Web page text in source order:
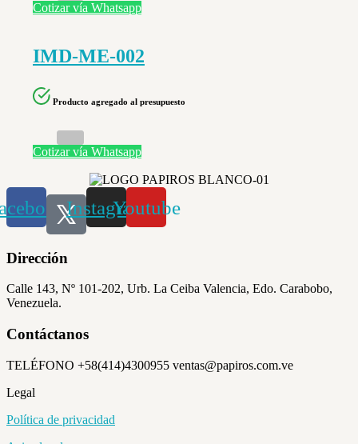
Cotizar vía Whatsapp
IMD-ME-002
Producto agregado al presupuesto
Cotizar vía Whatsapp
InstagramYoutube
Dirección
Calle 143, Nº 101-202, Urb. La Ceiba Valencia, Edo. Carabobo,
Venezuela.
Contáctanos
TELÉFONO +58(414)4300955 ventas@papiros.com.ve
Legal
Política de privacidad